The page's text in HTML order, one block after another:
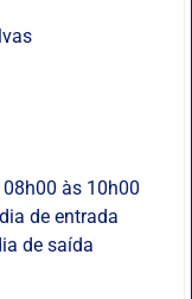
às 10h00
de entrada
de saída